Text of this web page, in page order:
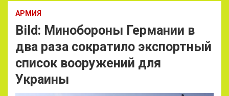
АРМИЯ
Bild: Минобороны Германии в
два раза сократило экспортный
список вооружений для
Украины